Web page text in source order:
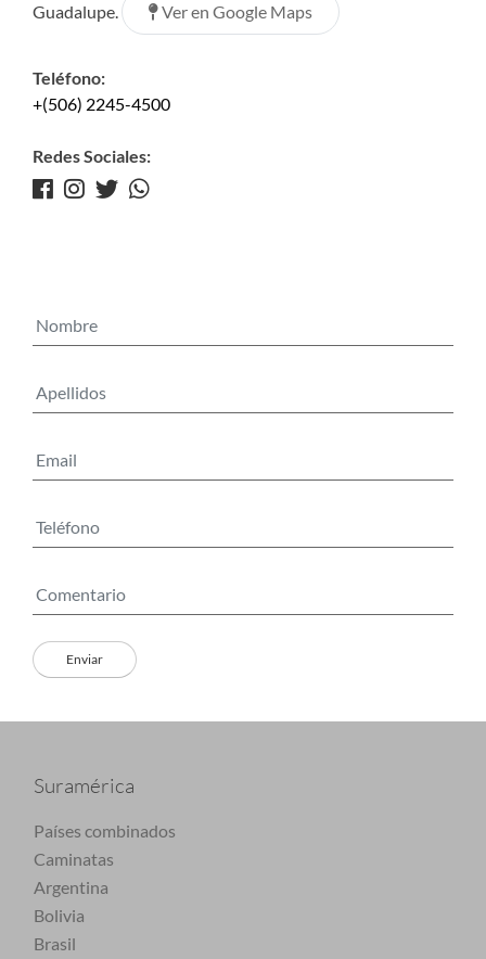
Guadalupe.
Ver en Google Maps
Teléfono:
+(506) 2245-4500
Redes Sociales:
Suramérica
Países combinados
Caminatas
Argentina
Bolivia
Brasil